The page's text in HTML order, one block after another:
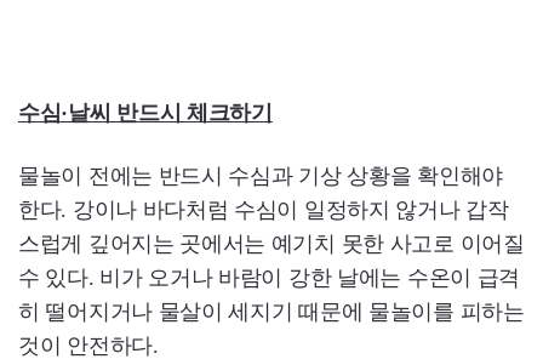
수심·날씨 반드시 체크하기
물놀이 전에는 반드시 수심과 기상 상황을 확인해야
한다. 강이나 바다처럼 수심이 일정하지 않거나 갑작
스럽게 깊어지는 곳에서는 예기치 못한 사고로 이어질
수 있다. 비가 오거나 바람이 강한 날에는 수온이 급격
히 떨어지거나 물살이 세지기 때문에 물놀이를 피하는
것이 안전하다.